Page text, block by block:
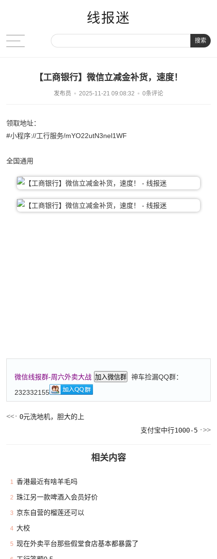
线报迷
搜索
【工商银行】微信立减金补货，速度！
发布员 2025-11-21 09:08:32 0条评论
领取地址：
#小程序://工行服务/mYO22utN3nel1WF
全国通用
微信线报群-周六外卖大战 加入微信群
神车捡漏QQ群：
232332155
0元洗地机，胆大的上
支付宝中行1000-5
相关内容
1 香港最近有啥羊毛吗
2 珠江另一款啤酒入会员好价
3 京东自营的榴莲还可以
4 大校
5 现在外卖平台那些假堂食店基本都暴露了